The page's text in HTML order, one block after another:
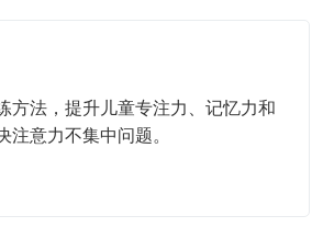
方法，提升儿童专注力、记忆力和
注意力不集中问题。